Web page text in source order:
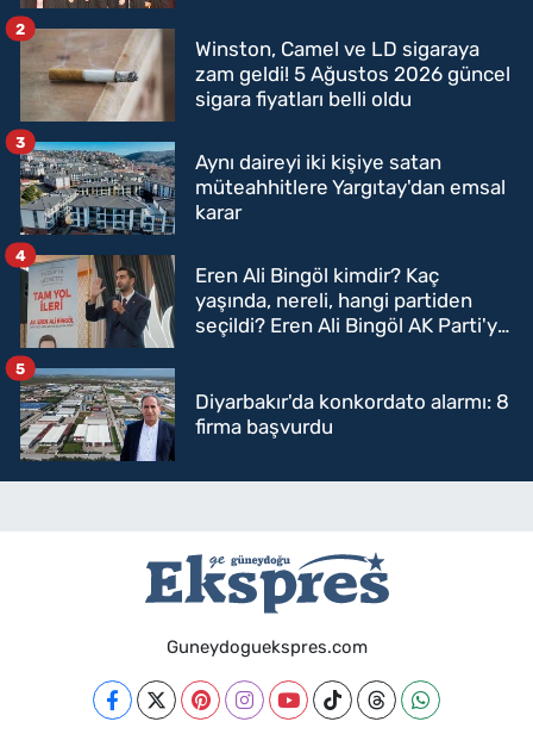
Winston, Camel ve LD sigaraya
zam geldi! 5 Ağustos 2026 güncel
sigara fiyatları belli oldu
2
Aynı daireyi iki kişiye satan
müteahhitlere Yargıtay'dan emsal
karar
3
Eren Ali Bingöl kimdir? Kaç
yaşında, nereli, hangi partiden
seçildi? Eren Ali Bingöl AK Parti'ye
4
Diyarbakır'da konkordato alarmı: 8
firma başvurdu
5
Guneydoguekspres.com